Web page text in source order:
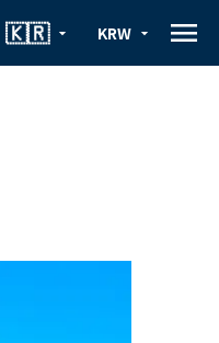
arrow_drop_down
🇰🇷 arrow_drop_down
KRW menu